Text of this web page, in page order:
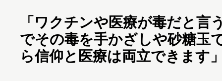
「ワクチンや医療が毒だと言
でその毒を手かざしや砂糖玉
ら信仰と医療は両立できます